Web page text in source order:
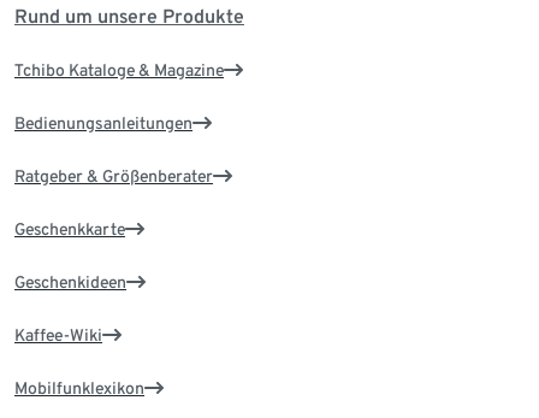
Rund um unsere Produkte
Tchibo Kataloge & Magazine
Bedienungsanleitungen
Ratgeber & Größenberater
Geschenkkarte
Geschenkideen
Kaffee-Wiki
Mobilfunklexikon